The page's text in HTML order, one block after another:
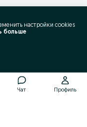
Чат Профиль
настройки cookies
больше